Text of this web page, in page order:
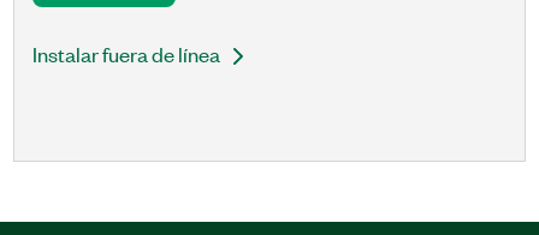
Instalar fuera de línea